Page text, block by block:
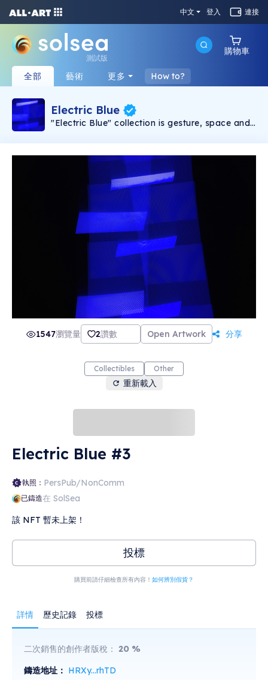
中文 登入 連接
測試版
購物車
全部 藝術 更多 How to?
Electric Blue
"Electric Blue" collection is gesture, space and
origins. Electric Blue's images can rightfully be
we will denote, from today, as "Generative
1547瀏覽量 2讚數 Open Artwork 分享
Collectibles Other
重新載入
Electric Blue #3
執照： PersPub/NonComm
已鑄造在 SolSea
該 NFT 暫未上架！
投標
購買前請仔細檢查所有內容！ 如何辨別假貨？
詳情 歷史記錄 投標
二次銷售的創作者版稅： 20 %
鑄造地址： HRXy...rhTD